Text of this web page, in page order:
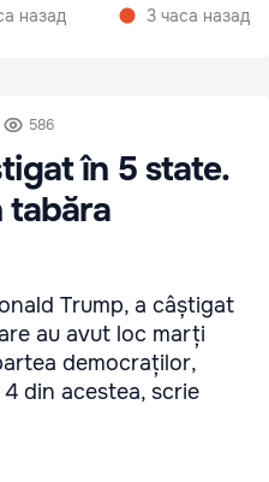
назад
3 часа назад
586
în 5 state.
tabăra
Trump, a câștigat
au avut loc marți
democraților,
din acestea, scrie